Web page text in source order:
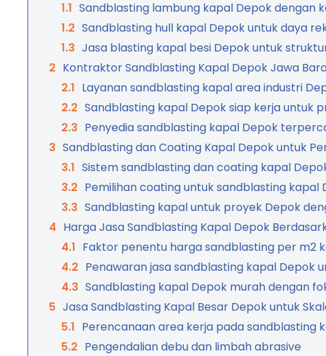
Sandblasting lambung kapal Depok dengan
Sandblasting hull kapal Depok untuk daya
Jasa blasting kapal besi Depok untuk
Kontraktor Sandblasting Kapal Depok Jawa
Layanan sandblasting kapal area industri
Sandblasting kapal Depok siap kerja untuk
Penyedia sandblasting kapal Depok
Sandblasting dan Coating Kapal Depok untuk
Sistem sandblasting dan coating kapal
Pemilihan coating untuk sandblasting kapal
Sandblasting kapal untuk proyek Depok
Harga Jasa Sandblasting Kapal Depok
Faktor penentu harga sandblasting per m2
Penawaran jasa sandblasting kapal Depok
Sandblasting kapal Depok murah dengan
Jasa Sandblasting Kapal Besar Depok untuk
Perencanaan area kerja pada sandblasting
Pengendalian debu dan limbah abrasive